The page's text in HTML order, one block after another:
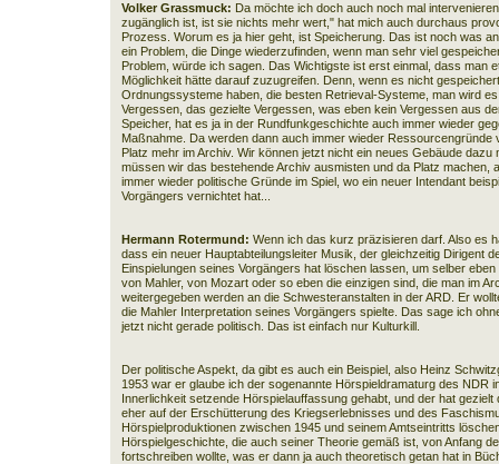
Volker Grassmuck: Da möchte ich doch auch noch mal
zugänglich ist, ist sie nichts mehr wert," hat mich auch durchaus
Prozess. Worum es ja hier geht, ist Speicherung. Das ist noch was
ein Problem, die Dinge wiederzufinden, wenn man sehr viel
Problem, würde ich sagen. Das Wichtigste ist erst einmal, dass man
Möglichkeit hätte darauf zuzugreifen. Denn, wenn es nicht
Ordnungssysteme haben, die besten Retrieval-Systeme, man wird
Vergessen, das gezielte Vergessen, was eben kein Vergessen aus
Speicher, hat es ja in der Rundfunkgeschichte auch immer wieder
Maßnahme. Da werden dann auch immer wieder
Platz mehr im Archiv. Wir können jetzt nicht ein neues Gebäude
müssen wir das bestehende Archiv ausmisten und da Platz machen,
immer wieder politische Gründe im Spiel, wo ein neuer Intendant
Vorgängers vernichtet hat...
Hermann Rotermund: Wenn ich das kurz präzisieren darf. Also es
dass ein neuer Hauptabteilungsleiter Musik, der gleichzeitig Dirigent
Einspielungen seines Vorgängers hat löschen lassen, um selber
von Mahler, von Mozart oder so eben die einzigen sind, die man im
weitergegeben werden an die Schwesteranstalten in der ARD. Er
die Mahler Interpretation seines Vorgängers spielte. Das sage ich
jetzt nicht gerade politisch. Das ist einfach nur Kulturkill.
Der politische Aspekt, da gibt es auch ein Beispiel, also Heinz
1953 war er glaube ich der sogenannte Hörspieldramaturg des NDR
Innerlichkeit setzende Hörspielauffassung gehabt, und der hat
eher auf der Erschütterung des Kriegserlebnisses und des
Hörspielproduktionen zwischen 1945 und seinem Amtseintritts
Hörspielgeschichte, die auch seiner Theorie gemäß ist, von Anfang
fortschreiben wollte, was er dann ja auch theoretisch getan hat in